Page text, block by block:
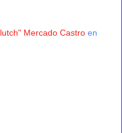
Mercado Castro en